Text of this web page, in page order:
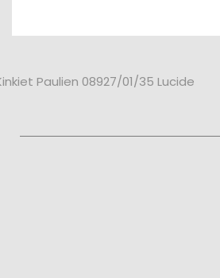
Paulien 08927/01/35 Lucide